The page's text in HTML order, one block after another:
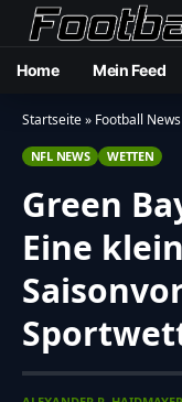
Home Mein Feed
Startseite» Football News
NFL NEWS WETTEN
Green
Eine